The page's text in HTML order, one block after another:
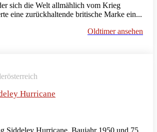
sich die Welt allmählich vom Krieg
eine zurückhaltende britische Marke ein...
Oldtimer ansehen
Hurricane
Siddeley Hurricane, Baujahr 1950 und 75